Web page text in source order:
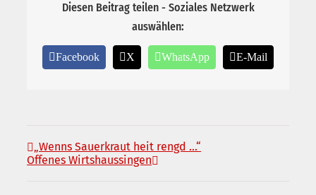
Diesen Beitrag teilen - Soziales Netzwerk
auswählen:
Facebook X WhatsApp E-Mail
„Wenns Sauerkraut heit rengd …“
Offenes Wirtshaussingen